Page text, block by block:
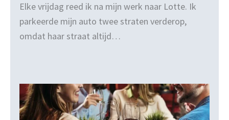
Elke vrijdag reed ik na mijn werk naar Lotte. Ik
parkeerde mijn auto twee straten verderop,
omdat haar straat altijd…